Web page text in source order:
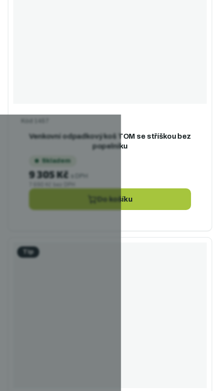
Venkovní odpadkový koš TOM se stříškou bez
popelníku
Skladem
9 305 Kč
Do košíku
Tip